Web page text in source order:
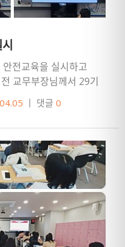
전교육을 실시하고
교무부장님께서 29기
육을 실시했습니다.
ㅣ 댓글 0